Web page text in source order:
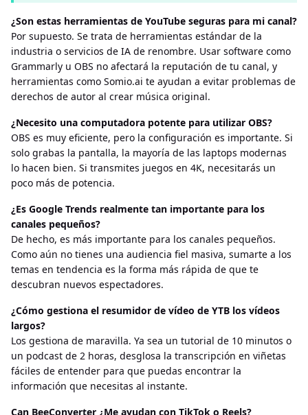
¿Son estas herramientas de YouTube seguras para mi canal?
Por supuesto. Se trata de herramientas estándar de la
industria o servicios de IA de renombre. Usar software como
Grammarly u OBS no afectará la reputación de tu canal, y
herramientas como Somio.ai te ayudan a evitar problemas de
derechos de autor al crear música original.
¿Necesito una computadora potente para utilizar OBS?
OBS es muy eficiente, pero la configuración es importante. Si
solo grabas la pantalla, la mayoría de las laptops modernas
lo hacen bien. Si transmites juegos en 4K, necesitarás un
poco más de potencia.
¿Es Google Trends realmente tan importante para los
canales pequeños?
De hecho, es más importante para los canales pequeños.
Como aún no tienes una audiencia fiel masiva, sumarte a los
temas en tendencia es la forma más rápida de que te
descubran nuevos espectadores.
¿Cómo gestiona el resumidor de vídeo de YTB los vídeos
largos?
Los gestiona de maravilla. Ya sea un tutorial de 10 minutos o
un podcast de 2 horas, desglosa la transcripción en viñetas
fáciles de entender para que puedas encontrar la
información que necesitas al instante.
Can BeeConverter ¿Me ayudan con TikTok o Reels?